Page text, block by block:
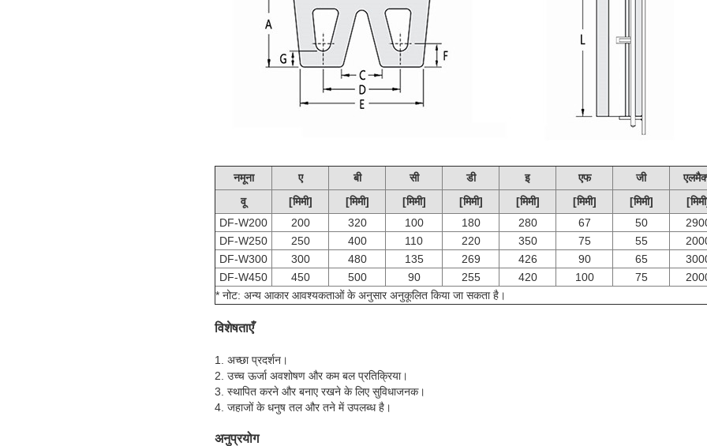
नमूना ए बी सी डी इ एफ जी
वू
[मिमी] [मिमी] [मिमी] [मिमी] [मिमी] [मिमी] [मिमी]
DF-W200
200 320 100 180 280 67 50
DF-W250
250 400 110 220 350 75 55
DF-W300
300 480 135 269 426 90 65
DF-W450
450 500 90 255 420 100 75
* नोट: अन्य आकार आवश्यकताओं के अनुसार अनुकूलित किया जा सकता है।
विशेषताएँ
1. अच्छा प्रदर्शन।
2. उच्च ऊर्जा अवशोषण और कम बल प्रतिक्रिया।
3. स्थापित करने और बनाए रखने के लिए सुविधाजनक।
4. जहाजों के धनुष तल और तने में उपलब्ध है।
अनुप्रयोग